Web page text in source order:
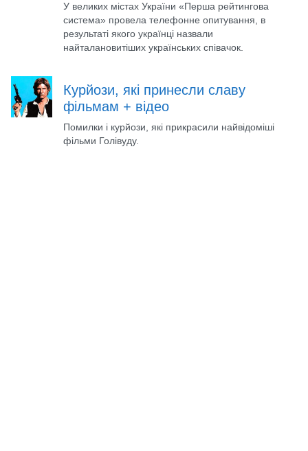
У великих містах України «Перша рейтингова
система» провела телефонне опитування, в
результаті якого українці назвали
найталановитіших українських співачок.
Курйози, які принесли славу
фільмам + відео
Помилки і курйози, які прикрасили найвідоміші
фільми Голівуду.